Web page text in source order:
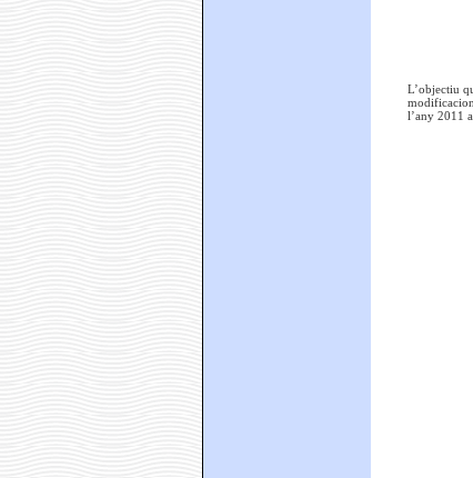
L’objectiu
l’any 2011